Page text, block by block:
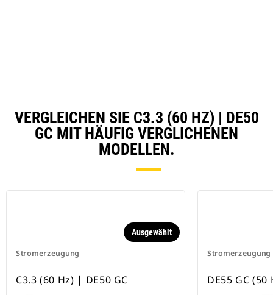
VERGLEICHEN SIE C3.3 (60 HZ) | DE50
GC MIT HÄUFIG VERGLICHENEN
MODELLEN.
Stromerzeugung
Ausgewählt
C3.3 (60 Hz) | DE50 GC
Stromerzeugung
DE55 GC (50